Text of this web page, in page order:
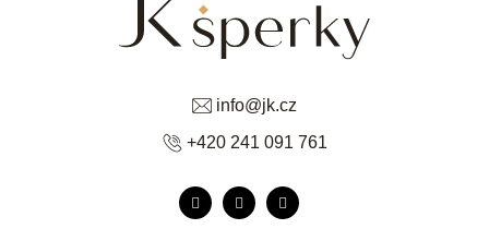
info@jk.cz
+420 241 091 761